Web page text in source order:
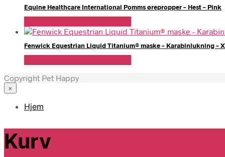
Equine Healthcare International Pomms ørepropper – Hest – Pink
Fenwick Equestrian Liquid Titanium® maske – Karabinlukning –
Copyright Pet Happy
×
Hjem
Kurv